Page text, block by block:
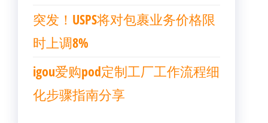
突发！USPS将对包裹业务价格限
时上调8%
igou爱购pod定制工厂工作流程细
化步骤指南分享